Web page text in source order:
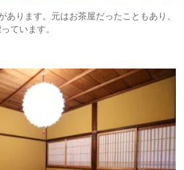
あります。元はお茶屋だったこともあり、
ています。